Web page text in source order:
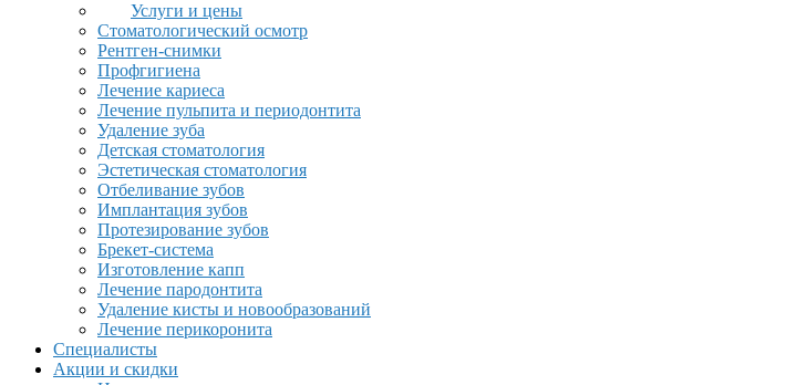
Услуги и цены
Стоматологический осмотр
Рентген-снимки
Профгигиена
Лечение кариеса
Лечение пульпита и периодонтита
Удаление зуба
Детская стоматология
Эстетическая стоматология
Отбеливание зубов
Имплантация зубов
Протезирование зубов
Брекет-система
Изготовление капп
Лечение пародонтита
Удаление кисты и новообразований
Лечение перикоронита
Специалисты
Акции и скидки